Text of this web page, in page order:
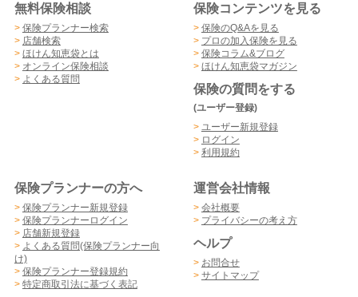
無料保険相談
> 保険プランナー検索
> 店舗検索
> ほけん知恵袋とは
> オンライン保険相談
> よくある質問
保険コンテンツを見る
> 保険のQ&Aを見る
> プロの加入保険を見る
> 保険コラム&ブログ
> ほけん知恵袋マガジン
保険の質問をする
(ユーザー登録)
> ユーザー新規登録
> ログイン
> 利用規約
保険プランナーの方へ
> 保険プランナー新規登録
> 保険プランナーログイン
> 店舗新規登録
> よくある質問(保険プランナー向
け)
> 保険プランナー登録規約
> 特定商取引法に基づく表記
運営会社情報
> 会社概要
> プライバシーの考え方
ヘルプ
> お問合せ
> サイトマップ